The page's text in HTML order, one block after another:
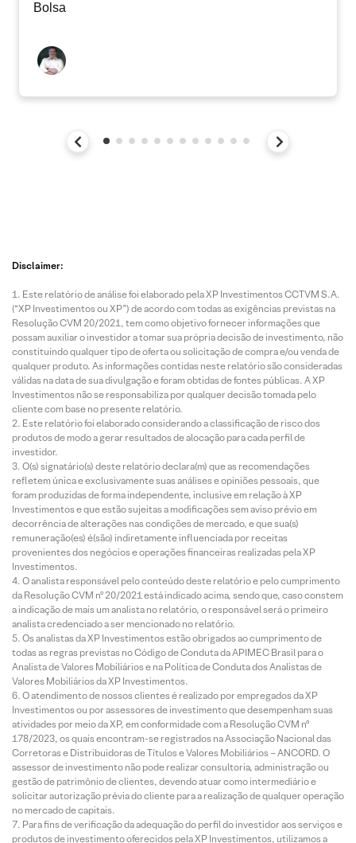
Bolsa
Disclaimer:
Este relatório de análise foi elaborado pela XP Investimentos CCTVM S.A.
(“XP Investimentos ou XP”) de acordo com todas as exigências previstas na
Resolução CVM 20/2021, tem como objetivo fornecer informações que
possam auxiliar o investidor a tomar sua própria decisão de investimento, não
constituindo qualquer tipo de oferta ou solicitação de compra e/ou venda de
qualquer produto. As informações contidas neste relatório são consideradas
válidas na data de sua divulgação e foram obtidas de fontes públicas. A XP
Investimentos não se responsabiliza por qualquer decisão tomada pelo
cliente com base no presente relatório.
Este relatório foi elaborado considerando a classificação de risco dos
produtos de modo a gerar resultados de alocação para cada perfil de
investidor.
O(s) signatário(s) deste relatório declara(m) que as recomendações
refletem única e exclusivamente suas análises e opiniões pessoais, que
foram produzidas de forma independente, inclusive em relação à XP
Investimentos e que estão sujeitas a modificações sem aviso prévio em
decorrência de alterações nas condições de mercado, e que sua(s)
remuneração(es) é(são) indiretamente influenciada por receitas
provenientes dos negócios e operações financeiras realizadas pela XP
Investimentos.
O analista responsável pelo conteúdo deste relatório e pelo cumprimento
da Resolução CVM nº 20/2021 está indicado acima, sendo que, caso constem
a indicação de mais um analista no relatório, o responsável será o primeiro
analista credenciado a ser mencionado no relatório.
Os analistas da XP Investimentos estão obrigados ao cumprimento de
todas as regras previstas no Código de Conduta da APIMEC Brasil para o
Analista de Valores Mobiliários e na Política de Conduta dos Analistas de
Valores Mobiliários da XP Investimentos.
O atendimento de nossos clientes é realizado por empregados da XP
Investimentos ou por assessores de investimento que desempenham suas
atividades por meio da XP, em conformidade com a Resolução CVM nº
178/2023, os quais encontram-se registrados na Associação Nacional das
Corretoras e Distribuidoras de Títulos e Valores Mobiliários – ANCORD. O
assessor de investimento não pode realizar consultoria, administração ou
gestão de patrimônio de clientes, devendo atuar como intermediário e
solicitar autorização prévia do cliente para a realização de qualquer operação
no mercado de capitais.
Para fins de verificação da adequação do perfil do investidor aos serviços e
produtos de investimento oferecidos pela XP Investimentos, utilizamos a